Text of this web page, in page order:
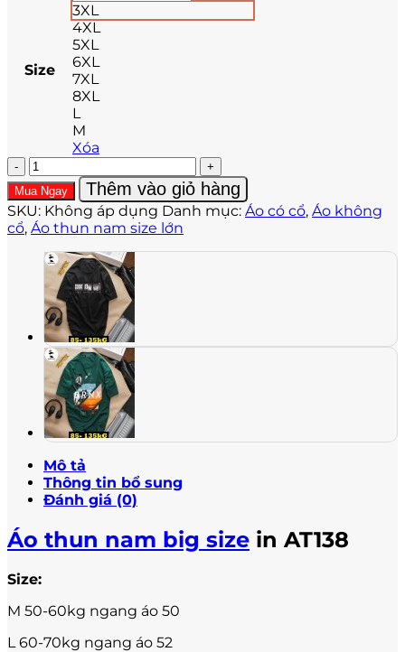
Size
3XL
4XL
5XL
6XL
7XL
8XL
L
M
Xóa
Áo
thun
nam
big
size
AT138
lượng
Mua Ngay Thêm vào giỏ hàng
SKU: Không áp dụng Danh mục: Áo có cổ, Áo không
cổ, Áo thun nam size lớn
Mô tả
Thông tin bổ sung
Đánh giá (0)
Áo thun nam big size in AT138
Size:
M 50-60kg ngang áo 50
L 60-70kg ngang áo 52